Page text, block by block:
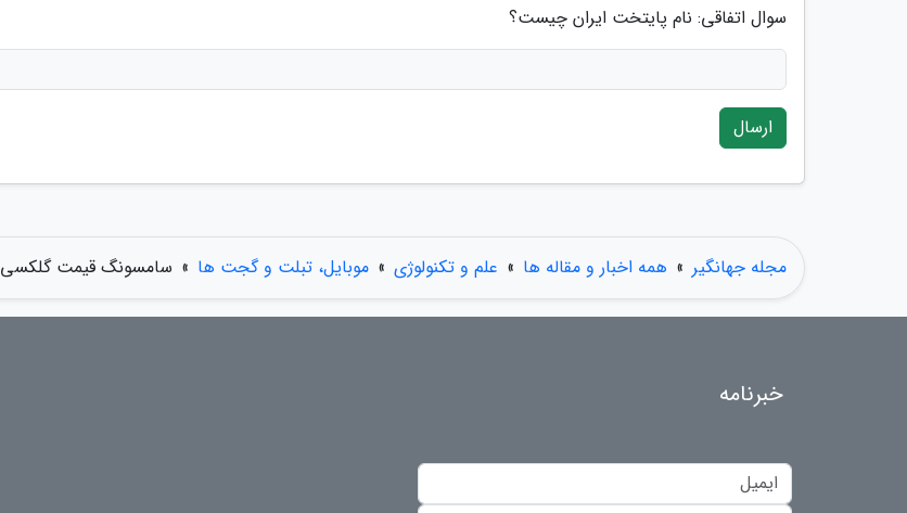
سوال اتفاقی: نام پایتخت ایران چیست؟
ارسال
مجله جهانگیر » همه اخبار و مقاله ها » علم و تکنولوژی » موبایل، تبلت و گجت ها » سامسونگ قیمت گلکسی S25 اج را اشتباهی لو داد
خبرنامه